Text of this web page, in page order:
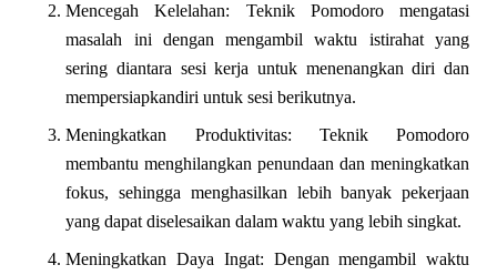
Mencegah Kelelahan: Teknik Pomodoro mengatasi
masalah ini dengan mengambil waktu istirahat yang
sering diantara sesi kerja untuk menenangkan diri dan
mempersiapkandiri untuk sesi berikutnya.
Meningkatkan Produktivitas: Teknik Pomodoro
membantu menghilangkan penundaan dan meningkatkan
fokus, sehingga menghasilkan lebih banyak pekerjaan
yang dapat diselesaikan dalam waktu yang lebih singkat.
Meningkatkan Daya Ingat: Dengan mengambil waktu